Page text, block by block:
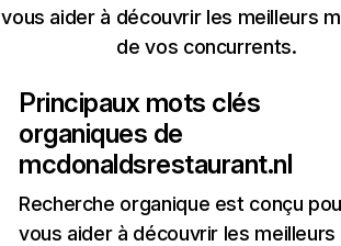
vous aider à découvrir les meilleurs
de vos concurrents.
Principaux mots clés
organiques de
mcdonaldsrestaurant.nl
Recherche organique est conçu
vous aider à découvrir les